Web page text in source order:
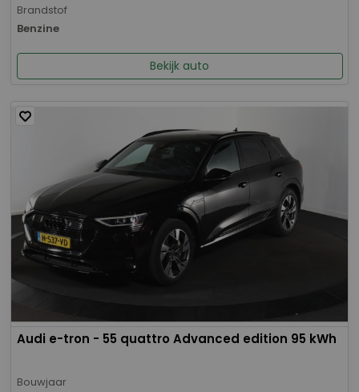
Brandstof
Benzine
Bekijk auto
Audi e-tron - 55 quattro Advanced edition 95 kWh
Bouwjaar